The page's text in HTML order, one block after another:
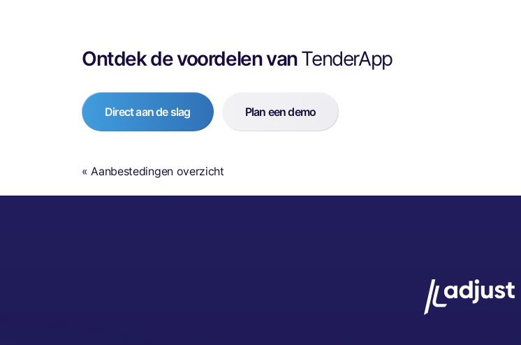
Ontdek de voordelen vanTenderApp
Direct aan de slag Plan een demo
« Aanbestedingen overzicht